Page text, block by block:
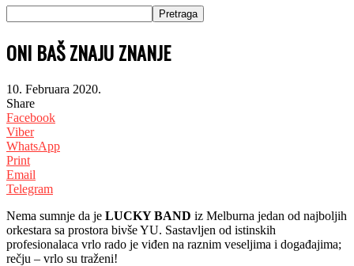
ONI BAŠ ZNAJU ZNANJE
10. Februara 2020.
Share
Facebook
Viber
WhatsApp
Print
Email
Telegram
Nema sumnje da je LUCKY BAND iz Melburna jedan od najboljih
orkestara sa prostora bivše YU. Sastavljen od istinskih
profesionalaca vrlo rado je viđen na raznim veseljima i događajima;
rečju – vrlo su traženi!